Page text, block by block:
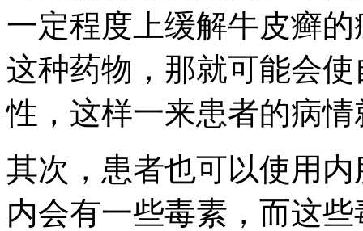
一定程度上缓解牛皮癣
这种药物，那就可能会
性，这样一来患者的病
其次，患者也可以使用
内会有一些毒素，而这